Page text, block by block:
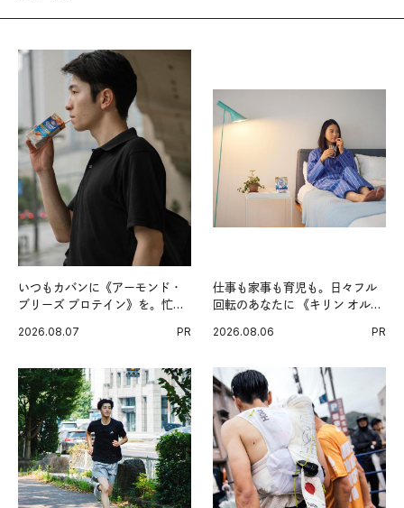
いつもカバンに《アーモンド・
ブリーズ プロテイン》を。忙し
グ習慣。
2026.08.07 PR
仕事も家事も育児も。日々フル
回転のあなたに 《キリン オルニ
2026.08.06 PR